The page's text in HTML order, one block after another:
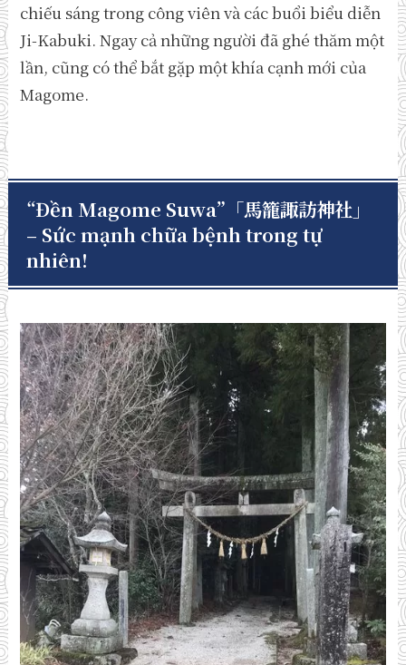
chiếu sáng trong công viên và các buổi biểu diễn
Ji-Kabuki. Ngay cả những người đã ghé thăm một
lần, cũng có thể bắt gặp một khía cạnh mới của
Magome.
“Đền Magome Suwa” 「馬籠諏訪神社」
– Sức mạnh chữa bệnh trong tự
nhiên!